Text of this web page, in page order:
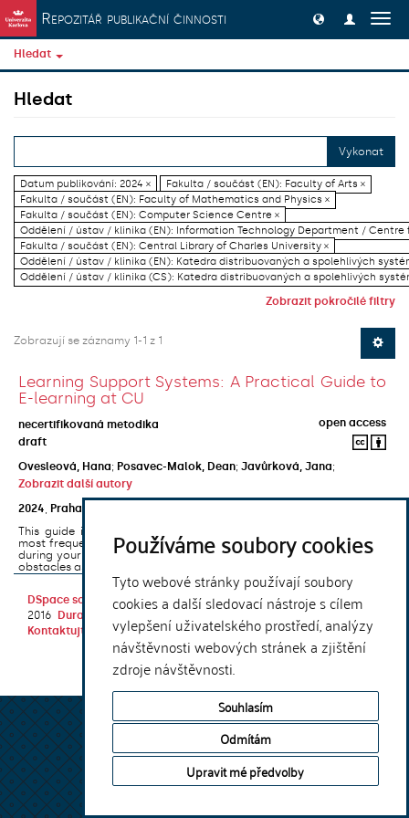
Používáme soubory cookies
Tyto webové stránky používají soubory
cookies a další sledovací nástroje s cílem
vylepšení uživatelského prostředí, analýzy
návštěvnosti webových stránek a zjištění
zdroje návštěvnosti.
Souhlasím
Odmítám
Upravit mé předvolby
Přeskočit na obsah
Repozitář publikační činnosti
Hledat
Hledat
Vykonat
Datum publikování: 2024 ×
Fakulta / součást (EN): Faculty of Arts ×
Fakulta / součást (EN): Faculty of Mathematics and Physics ×
Fakulta / součást (EN): Computer Science Centre ×
Oddělení / ústav / klinika (EN): Information Technology Department / Centre
Fakulta / součást (EN): Central Library of Charles University ×
Oddělení / ústav / klinika (EN): Katedra distribuovaných a spolehlivých
Oddělení / ústav / klinika (CS): Katedra distribuovaných a spolehlivých
Zobrazit pokročilé filtry
Zobrazují se záznamy 1-1 z 1
Learning Support Systems: A Practical Guide to
E-learning at CU
necertifikovaná metodika
open access
draft
Ovesleová, Hana; Posavec-Malok, Dean; Javůrková, Jana;
Zobrazit další autory
2024
Praha
This guide introduces the e-learning support tools that are used
most frequently at Charles University and that you may encounter
during your studies. It will also help you to avoid the most common
obstacles associated ...
DSpace softwarecopyright © 2002-
2016
DuraSpace
Kontaktujte nás |Vyjádření názoru
Theme by